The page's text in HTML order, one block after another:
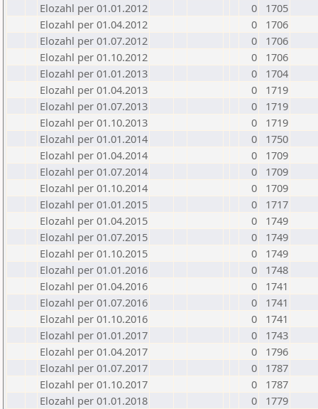
Elozahl per 01.01.2012
0
1705
Elozahl per 01.04.2012
0
1706
Elozahl per 01.07.2012
0
1706
Elozahl per 01.10.2012
0
1706
Elozahl per 01.01.2013
0
1704
Elozahl per 01.04.2013
0
1719
Elozahl per 01.07.2013
0
1719
Elozahl per 01.10.2013
0
1719
Elozahl per 01.01.2014
0
1750
Elozahl per 01.04.2014
0
1709
Elozahl per 01.07.2014
0
1709
Elozahl per 01.10.2014
0
1709
Elozahl per 01.01.2015
0
1717
Elozahl per 01.04.2015
0
1749
Elozahl per 01.07.2015
0
1749
Elozahl per 01.10.2015
0
1749
Elozahl per 01.01.2016
0
1748
Elozahl per 01.04.2016
0
1741
Elozahl per 01.07.2016
0
1741
Elozahl per 01.10.2016
0
1741
Elozahl per 01.01.2017
0
1743
Elozahl per 01.04.2017
0
1796
Elozahl per 01.07.2017
0
1787
Elozahl per 01.10.2017
0
1787
Elozahl per 01.01.2018
0
1779